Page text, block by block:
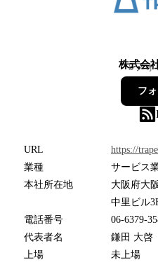
株式会
5フォ
フ
URL
https://
業種
サービス
本社所在地
大阪府大
中里ビル
電話番号
06-6379-
代表者名
鎌田 大啓
上場
未上場